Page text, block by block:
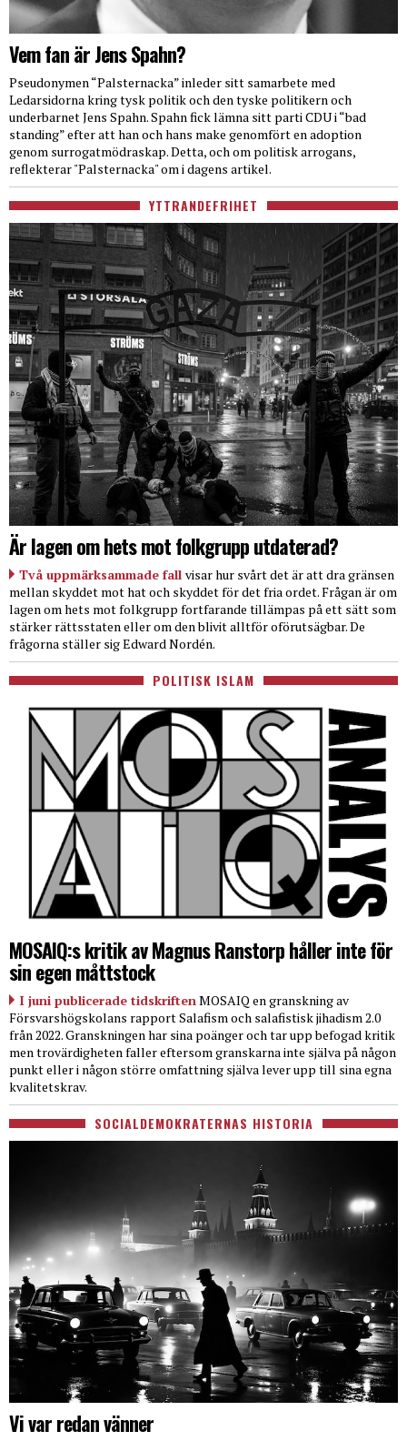
Vem fan är Jens Spahn?
Pseudonymen “Palsternacka” inleder sitt samarbete med
Ledarsidorna kring tysk politik och den tyske politikern och
underbarnet Jens Spahn. Spahn fick lämna sitt parti CDU i “bad
standing” efter att han och hans make genomfört en adoption
genom surrogatmödraskap. Detta, och om politisk arrogans,
reflekterar "Palsternacka" om i dagens artikel.
YTTRANDEFRIHET
Är lagen om hets mot folkgrupp utdaterad?
Två uppmärksammade fall visar hur svårt det är att dra gränsen
mellan skyddet mot hat och skyddet för det fria ordet. Frågan är om
lagen om hets mot folkgrupp fortfarande tillämpas på ett sätt som
stärker rättsstaten eller om den blivit alltför oförutsägbar. De
frågorna ställer sig Edward Nordén.
POLITISK ISLAM
MOSAIQ:s kritik av Magnus Ranstorp håller inte för
sin egen måttstock
I juni publicerade tidskriftenMOSAIQ en granskning av
Försvarshögskolans rapport Salafism och salafistisk jihadism 2.0
från 2022. Granskningen har sina poänger och tar upp befogad kritik
men trovärdigheten faller eftersom granskarna inte själva på någon
punkt eller i någon större omfattning själva lever upp till sina egna
kvalitetskrav.
SOCIALDEMOKRATERNAS HISTORIA
Vi var redan vänner